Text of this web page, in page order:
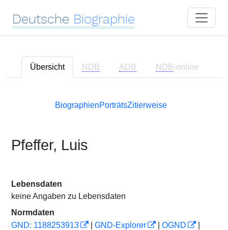
Deutsche Biographie
Übersicht NDB ADB NDB-online
BiographienPorträtsZitierweise
Pfeffer, Luis
Lebensdaten
keine Angaben zu Lebensdaten
Normdaten
GND: 1188253913
GND-Explorer OGND